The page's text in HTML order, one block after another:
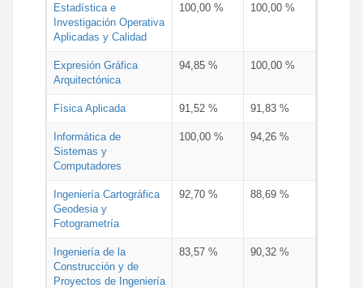
Estadística e
Investigación Operativa
Aplicadas y Calidad
100,00 % 100,00 %
Expresión Gráfica
Arquitectónica
94,85 % 100,00 %
Física Aplicada 91,52 % 91,83 %
Informática de
Sistemas y
Computadores
100,00 % 94,26 %
Ingeniería Cartográfica
Geodesia y
Fotogrametría
92,70 % 88,69 %
Ingeniería de la
Construcción y de
Proyectos de Ingeniería
83,57 % 90,32 %